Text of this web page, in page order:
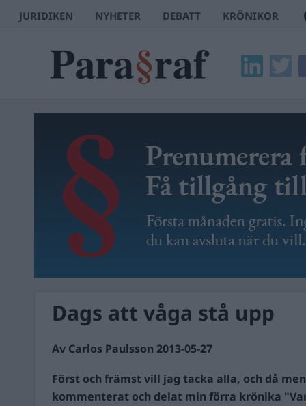
JURIDIKEN NYHETER DEBATT KRÖNIKOR
Dags att våga stå upp
Av Carlos Paulsson 2013-05-27
Först och främst vill jag tacka alla, och då
kommenterat och delat min förra krönika